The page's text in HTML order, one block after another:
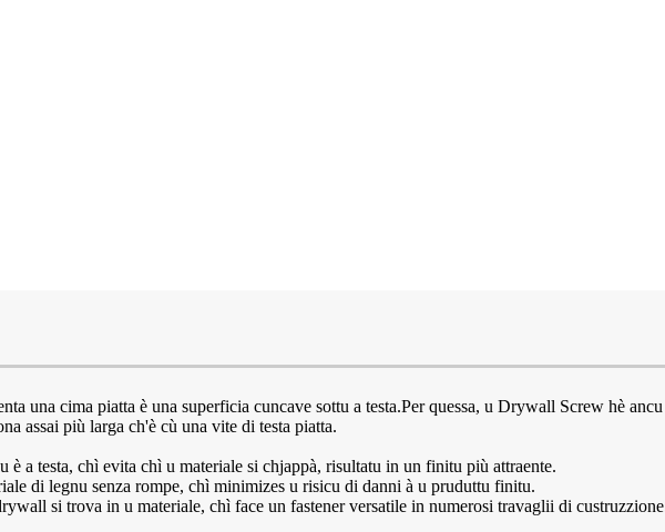
una cima piatta è una superficia cuncave sottu a testa.Per quessa, u Drywall Screw hè
assai più larga ch'è cù una vite di testa piatta.
a testa, chì evita chì u materiale si chjappà, risultatu in un finitu più attraente.
di legnu senza rompe, chì minimizes u risicu di danni à u pruduttu finitu.
si trova in u materiale, chì face un fastener versatile in numerosi travaglii di